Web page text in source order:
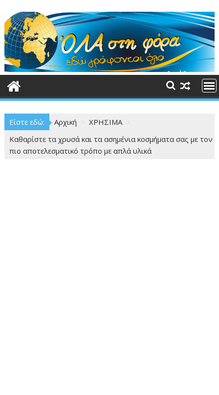
στο
περιεχόμενο
Είστε εδώ: Αρχική
ΧΡΗΣΙΜΑ
Καθαρίστε τα χρυσά και τα ασημένια κοσμήματα σας με τον
πιο αποτελεσματικό τρόπο με απλά υλικά